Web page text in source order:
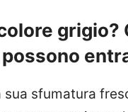
grigio?
sua sfumatura